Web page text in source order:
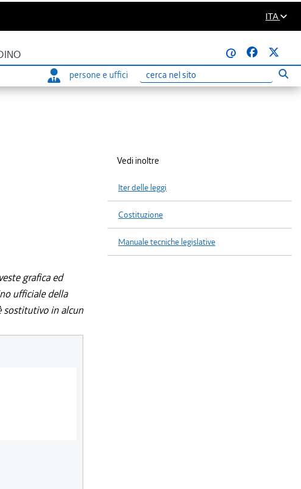
ITA
@
persone e uffici
Ricerca
grafica ed
ufficiale della
sostitutivo in alcun
Vedi inoltre
Iter delle leggi
Costituzione
Manuale tecniche legislative